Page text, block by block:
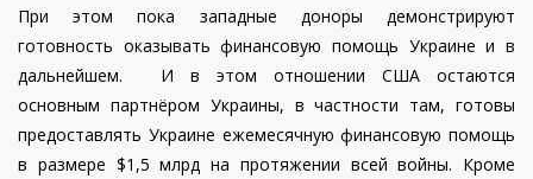
При этом пока западные доноры демонстрируют
готовность оказывать финансовую помощь Украине и в
дальнейшем. И в этом отношении США остаются
основным партнёром Украины, в частности там, готовы
предоставлять Украине ежемесячную финансовую помощь
в размере $1,5 млрд на протяжении всей войны. Кроме